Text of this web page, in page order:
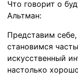
Что говорит о
Альтман:
Представим
становимся
искусственный
настолько